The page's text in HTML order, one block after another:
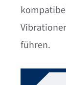
führen.